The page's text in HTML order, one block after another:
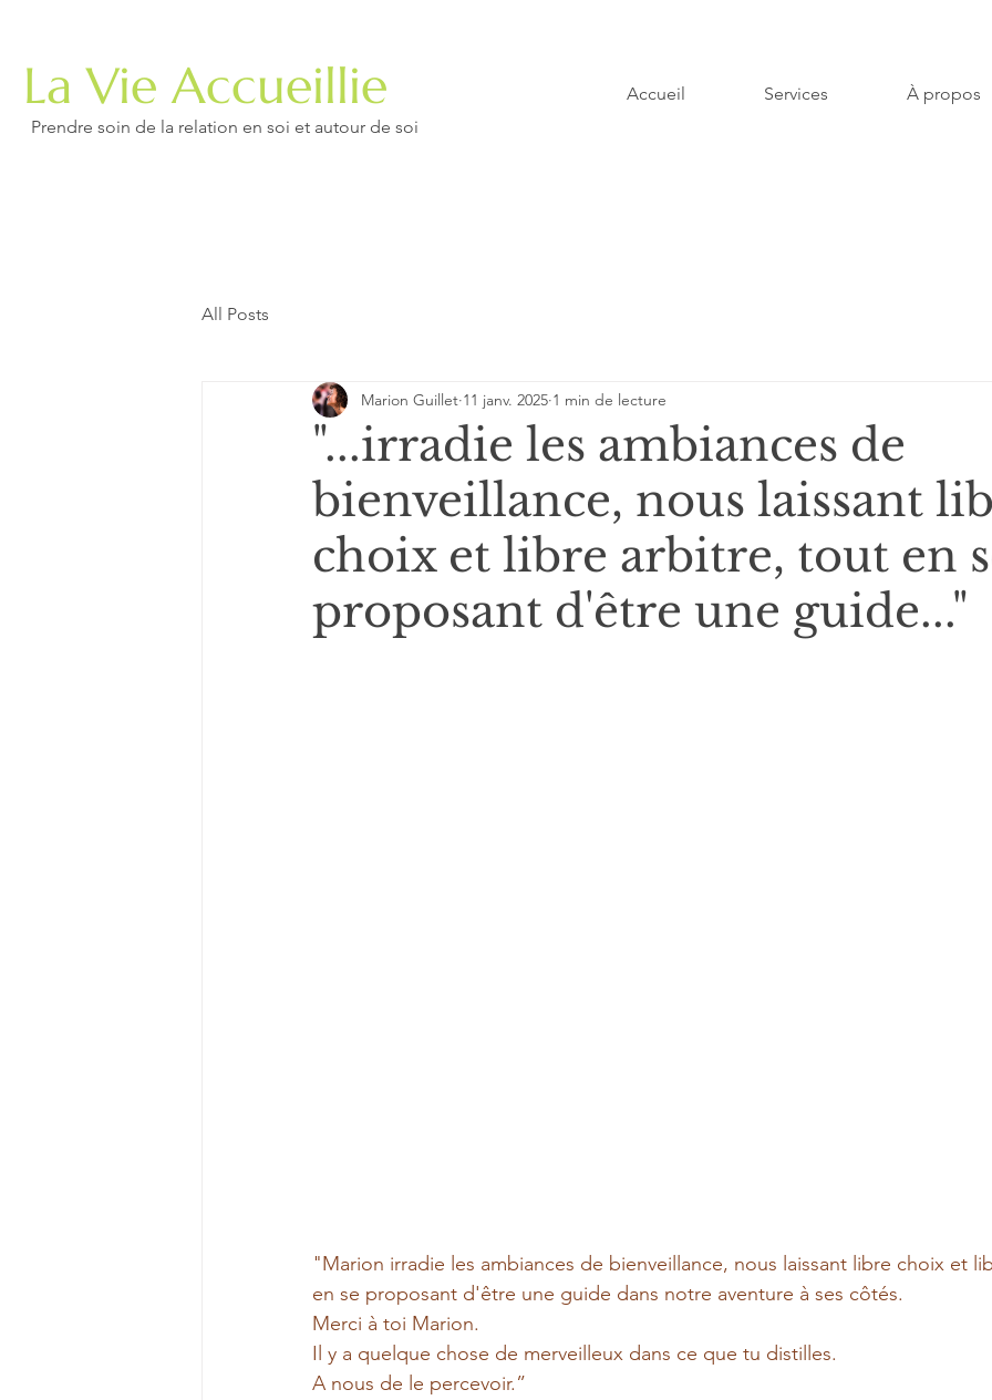
La Vie Accueillie
Prendre soin de la relation en soi et autour de soi
Accueil Services À propos
All Posts
"...irradie les ambiances de
bienveillance, nous laissant
choix et libre arbitre, tout en
proposant d'être une guide..."
Marion Guillet 11 janv. 2025 1 min de lecture
"Marion irradie les ambiances de bienveillance, nous laissant libre choix et
en se proposant d'être une guide dans notre aventure à ses côtés.
Merci à toi Marion.
Il y a quelque chose de merveilleux dans ce que tu distilles.
A nous de le percevoir.”